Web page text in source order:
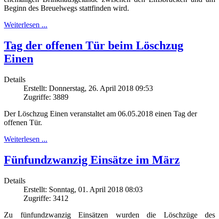
Beginn des Breuelwegs stattfinden wird.
Weiterlesen ...
Tag der offenen Tür beim Löschzug
Einen
Details
Erstellt: Donnerstag, 26. April 2018 09:53
Zugriffe: 3889
Der Löschzug Einen veranstaltet am 06.05.2018 einen Tag der
offenen Tür.
Weiterlesen ...
Fünfundzwanzig Einsätze im März
Details
Erstellt: Sonntag, 01. April 2018 08:03
Zugriffe: 3412
Zu fünfundzwanzig Einsätzen wurden die Löschzüge des